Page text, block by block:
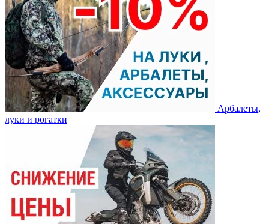
Арбалеты,
луки и рогатки